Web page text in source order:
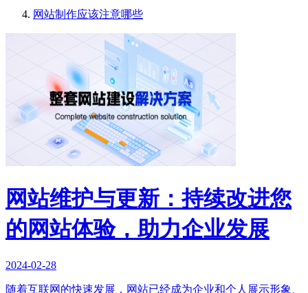
网站制作应该注意哪些
网站维护与更新：持续改进您
的网站体验，助力企业发展
2024-02-28
随着互联网的快速发展，网站已经成为企业和个人展示形象、